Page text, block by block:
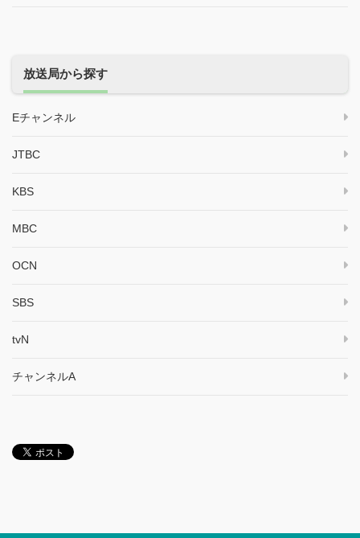
放送局から探す
Eチャンネル
JTBC
KBS
MBC
OCN
SBS
tvN
チャンネルA